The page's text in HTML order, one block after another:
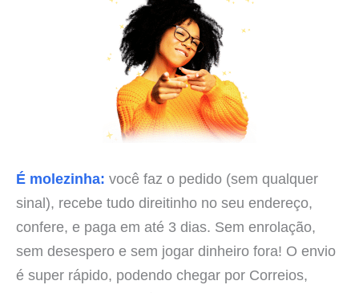
É molezinha: você faz o pedido (sem qualquer
sinal), recebe tudo direitinho no seu endereço,
confere, e paga em até 3 dias. Sem enrolação,
sem desespero e sem jogar dinheiro fora! O envio
é super rápido, podendo chegar por Correios,